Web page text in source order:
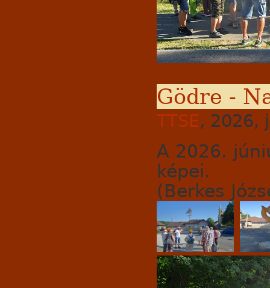
Gödre -
TTSE, 2026,
A 2026.
képei.
(Berkes